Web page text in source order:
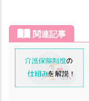
関連記事